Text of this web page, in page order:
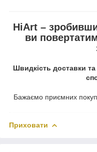
HiArt –
ви
Швидкість доставки
Бажаємо приємних
Приховати